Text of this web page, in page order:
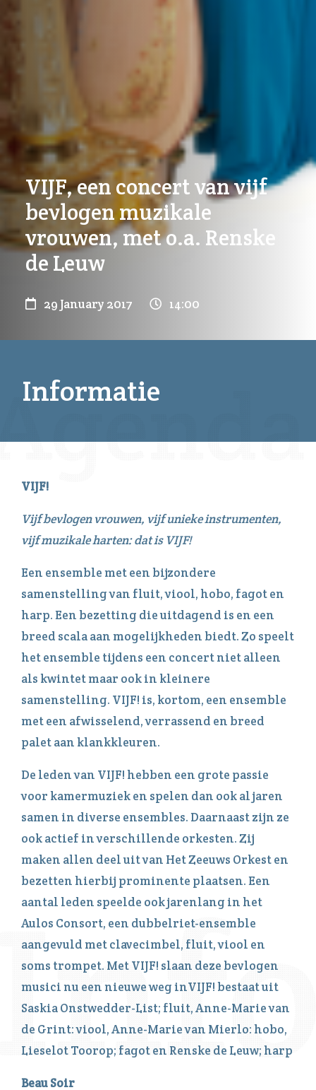
VIJF, een concert van vijf
bevlogen muzikale
vrouwen, met o.a. Renske
de Leuw
29 January 2017 14:00
Informatie
VIJF!
Vijf bevlogen vrouwen, vijf unieke instrumenten,
vijf muzikale harten: dat is VIJF!
Een ensemble met een bijzondere
samenstelling van fluit, viool, hobo, fagot en
harp. Een bezetting die uitdagend is en een
breed scala aan mogelijkheden biedt. Zo speelt
het ensemble tijdens een concert niet alleen
als kwintet maar ook in kleinere
samenstelling. VIJF! is, kortom, een ensemble
met een afwisselend, verrassend en breed
palet aan klankkleuren.
De leden van VIJF! hebben een grote passie
voor kamermuziek en spelen dan ook al jaren
samen in diverse ensembles. Daarnaast zijn ze
ook actief in verschillende orkesten. Zij
maken allen deel uit van Het Zeeuws Orkest en
bezetten hierbij prominente plaatsen. Een
aantal leden speelde ook jarenlang in het
Aulos Consort, een dubbelriet-ensemble
aangevuld met clavecimbel, fluit, viool en
soms trompet. Met VIJF! slaan deze bevlogen
musici nu een nieuwe weg inVIJF! bestaat uit
Saskia Onstwedder-List; fluit, Anne-Marie van
de Grint: viool, Anne-Marie van Mierlo: hobo,
Lieselot Toorop; fagot en Renske de Leuw; harp
Beau Soir